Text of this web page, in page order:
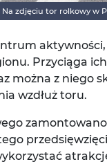
Na zdjęciu tor rolkowy w
Przyciąga
można z niego
wzdłuż toru.